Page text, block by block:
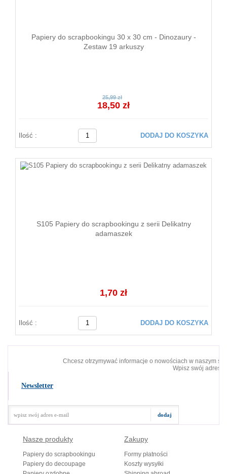
Papiery do scrapbookingu 30 x 30 cm - Dinozaury -
Zestaw 19 arkuszy
25,99 zł
18,50 zł
Ilość : DODAJ DO KOSZYKA
S105 Papiery do scrapbookingu z serii Delikatny
adamaszek
1,70 zł
Ilość : DODAJ DO KOSZYKA
Chcesz otrzymywać informacje o nowościach w naszym
Wpisz swój adres
Newsletter
Nasze produkty
Papiery do scrapbookingu
Papiery do decoupage
Zakupy
Formy płatności
Koszty wysyłki